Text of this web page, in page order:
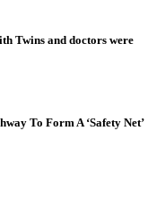
Twins and doctors were
To Form A ‘Safety Net’